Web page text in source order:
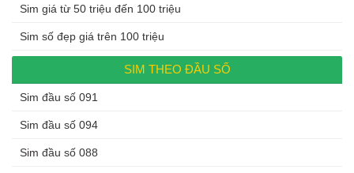
Sim giá từ 50 triệu đến 100 triệu
Sim số đẹp giá trên 100 triệu
SIM THEO ĐẦU SỐ
Sim đầu số 091
Sim đầu số 094
Sim đầu số 088